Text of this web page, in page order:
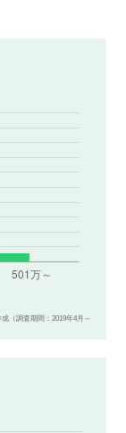
（調査期間：2019年4月～